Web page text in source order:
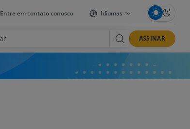
Entre em contato conosco Idiomas
ASSINAR